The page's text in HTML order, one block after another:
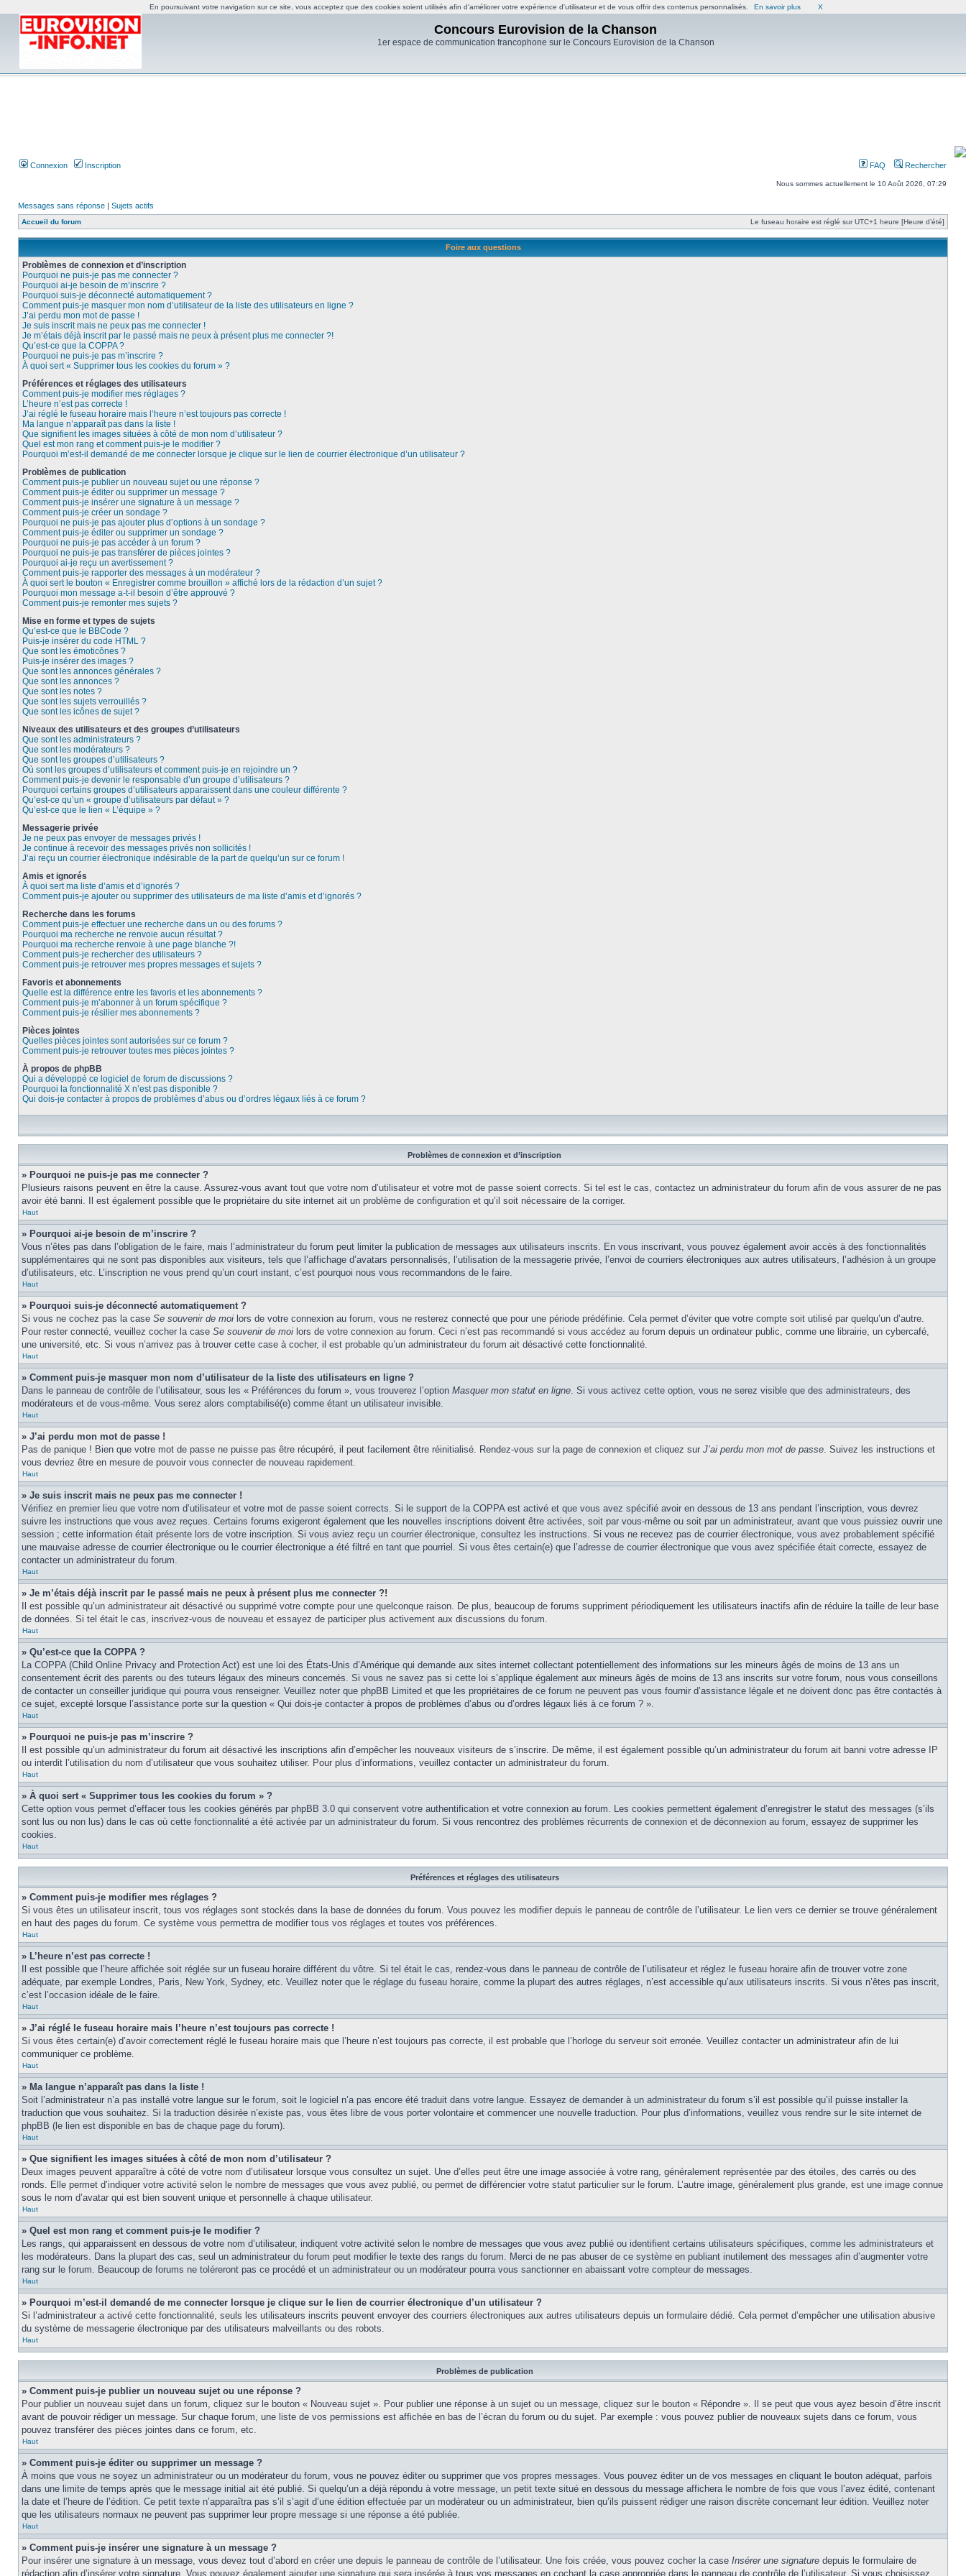
Concours Eurovision de la Chanson
1er espace de communication francophone sur le Concours Eurovision de la Chanson
Connexion Inscription FAQ Rechercher
Nous sommes actuellement le 10 Août 2026, 07:29
Messages sans réponse | Sujets actifs
Accueil du forum Le fuseau horaire est réglé sur UTC+1 heure [Heure d’été]
Foire aux questions
Problèmes de connexion et d’inscription
Pourquoi ne puis-je pas me connecter ?
Pourquoi ai-je besoin de m’inscrire ?
Pourquoi suis-je déconnecté automatiquement ?
Comment puis-je masquer mon nom d’utilisateur de la liste des utilisateurs en ligne ?
J’ai perdu mon mot de passe !
Je suis inscrit mais ne peux pas me connecter !
Je m’étais déjà inscrit par le passé mais ne peux à présent plus me connecter ?!
Qu’est-ce que la COPPA ?
Pourquoi ne puis-je pas m’inscrire ?
À quoi sert « Supprimer tous les cookies du forum » ?
Préférences et réglages des utilisateurs
Comment puis-je modifier mes réglages ?
L’heure n’est pas correcte !
J’ai réglé le fuseau horaire mais l’heure n’est toujours pas correcte !
Ma langue n’apparaît pas dans la liste !
Que signifient les images situées à côté de mon nom d’utilisateur ?
Quel est mon rang et comment puis-je le modifier ?
Pourquoi m’est-il demandé de me connecter lorsque je clique sur le lien de courrier électronique d’un utilisateur ?
Problèmes de publication
Comment puis-je publier un nouveau sujet ou une réponse ?
Comment puis-je éditer ou supprimer un message ?
Comment puis-je insérer une signature à un message ?
Comment puis-je créer un sondage ?
Pourquoi ne puis-je pas ajouter plus d’options à un sondage ?
Comment puis-je éditer ou supprimer un sondage ?
Pourquoi ne puis-je pas accéder à un forum ?
Pourquoi ne puis-je pas transférer de pièces jointes ?
Pourquoi ai-je reçu un avertissement ?
Comment puis-je rapporter des messages à un modérateur ?
À quoi sert le bouton « Enregistrer comme brouillon » affiché lors de la rédaction d’un sujet ?
Pourquoi mon message a-t-il besoin d’être approuvé ?
Comment puis-je remonter mes sujets ?
Mise en forme et types de sujets
Qu’est-ce que le BBCode ?
Puis-je insérer du code HTML ?
Que sont les émoticônes ?
Puis-je insérer des images ?
Que sont les annonces générales ?
Que sont les annonces ?
Que sont les notes ?
Que sont les sujets verrouillés ?
Que sont les icônes de sujet ?
Niveaux des utilisateurs et des groupes d’utilisateurs
Que sont les administrateurs ?
Que sont les modérateurs ?
Que sont les groupes d’utilisateurs ?
Où sont les groupes d’utilisateurs et comment puis-je en rejoindre un ?
Comment puis-je devenir le responsable d’un groupe d’utilisateurs ?
Pourquoi certains groupes d’utilisateurs apparaissent dans une couleur différente ?
Qu’est-ce qu’un « groupe d’utilisateurs par défaut » ?
Qu’est-ce que le lien « L’équipe » ?
Messagerie privée
Je ne peux pas envoyer de messages privés !
Je continue à recevoir des messages privés non sollicités !
J’ai reçu un courrier électronique indésirable de la part de quelqu’un sur ce forum !
Amis et ignorés
À quoi sert ma liste d’amis et d’ignorés ?
Comment puis-je ajouter ou supprimer des utilisateurs de ma liste d’amis et d’ignorés ?
Recherche dans les forums
Comment puis-je effectuer une recherche dans un ou des forums ?
Pourquoi ma recherche ne renvoie aucun résultat ?
Pourquoi ma recherche renvoie à une page blanche ?!
Comment puis-je rechercher des utilisateurs ?
Comment puis-je retrouver mes propres messages et sujets ?
Favoris et abonnements
Quelle est la différence entre les favoris et les abonnements ?
Comment puis-je m’abonner à un forum spécifique ?
Comment puis-je résilier mes abonnements ?
Pièces jointes
Quelles pièces jointes sont autorisées sur ce forum ?
Comment puis-je retrouver toutes mes pièces jointes ?
À propos de phpBB
Qui a développé ce logiciel de forum de discussions ?
Pourquoi la fonctionnalité X n’est pas disponible ?
Qui dois-je contacter à propos de problèmes d’abus ou d’ordres légaux liés à ce forum ?
Problèmes de connexion et d’inscription
» Pourquoi ne puis-je pas me connecter ?
Plusieurs raisons peuvent en être la cause. Assurez-vous avant tout que votre nom d’utilisateur et votre mot de passe soient corrects. Si tel est le cas, contactez un administrateur du forum afin de vous assurer de ne pas
avoir été banni. Il est également possible que le propriétaire du site internet ait un problème de configuration et qu’il soit nécessaire de la corriger.
Haut
» Pourquoi ai-je besoin de m’inscrire ?
Vous n’êtes pas dans l’obligation de le faire, mais l’administrateur du forum peut limiter la publication de messages aux utilisateurs inscrits. En vous inscrivant, vous pouvez également avoir accès à des fonctionnalités
supplémentaires qui ne sont pas disponibles aux visiteurs, tels que l’affichage d’avatars personnalisés, l’utilisation de la messagerie privée, l’envoi de courriers électroniques aux autres utilisateurs, l’adhésion à un groupe
d’utilisateurs, etc. L’inscription ne vous prend qu’un court instant, c’est pourquoi nous vous recommandons de le faire.
Haut
» Pourquoi suis-je déconnecté automatiquement ?
Si vous ne cochez pas la case Se souvenir de moi lors de votre connexion au forum, vous ne resterez connecté que pour une période prédéfinie. Cela permet d’éviter que votre compte soit utilisé par quelqu’un d’autre.
Pour rester connecté, veuillez cocher la case Se souvenir de moi lors de votre connexion au forum. Ceci n’est pas recommandé si vous accédez au forum depuis un ordinateur public, comme une librairie, un cybercafé,
une université, etc. Si vous n’arrivez pas à trouver cette case à cocher, il est probable qu’un administrateur du forum ait désactivé cette fonctionnalité.
Haut
» Comment puis-je masquer mon nom d’utilisateur de la liste des utilisateurs en ligne ?
Dans le panneau de contrôle de l’utilisateur, sous les « Préférences du forum », vous trouverez l’option Masquer mon statut en ligne. Si vous activez cette option, vous ne serez visible que des administrateurs, des
modérateurs et de vous-même. Vous serez alors comptabilisé(e) comme étant un utilisateur invisible.
Haut
» J’ai perdu mon mot de passe !
Pas de panique ! Bien que votre mot de passe ne puisse pas être récupéré, il peut facilement être réinitialisé. Rendez-vous sur la page de connexion et cliquez sur J’ai perdu mon mot de passe. Suivez les instructions et
vous devriez être en mesure de pouvoir vous connecter de nouveau rapidement.
Haut
» Je suis inscrit mais ne peux pas me connecter !
Vérifiez en premier lieu que votre nom d’utilisateur et votre mot de passe soient corrects. Si le support de la COPPA est activé et que vous avez spécifié avoir en dessous de 13 ans pendant l’inscription, vous devrez
suivre les instructions que vous avez reçues. Certains forums exigeront également que les nouvelles inscriptions doivent être activées, soit par vous-même ou soit par un administrateur, avant que vous puissiez ouvrir une
session ; cette information était présente lors de votre inscription. Si vous aviez reçu un courrier électronique, consultez les instructions. Si vous ne recevez pas de courrier électronique, vous avez probablement spécifié
une mauvaise adresse de courrier électronique ou le courrier électronique a été filtré en tant que pourriel. Si vous êtes certain(e) que l’adresse de courrier électronique que vous avez spécifiée était correcte, essayez de
contacter un administrateur du forum.
Haut
» Je m’étais déjà inscrit par le passé mais ne peux à présent plus me connecter ?!
Il est possible qu’un administrateur ait désactivé ou supprimé votre compte pour une quelconque raison. De plus, beaucoup de forums suppriment périodiquement les utilisateurs inactifs afin de réduire la taille de leur base
de données. Si tel était le cas, inscrivez-vous de nouveau et essayez de participer plus activement aux discussions du forum.
Haut
» Qu’est-ce que la COPPA ?
La COPPA (Child Online Privacy and Protection Act) est une loi des États-Unis d’Amérique qui demande aux sites internet collectant potentiellement des informations sur les mineurs âgés de moins de 13 ans un
consentement écrit des parents ou des tuteurs légaux des mineurs concernés. Si vous ne savez pas si cette loi s’applique également aux mineurs âgés de moins de 13 ans inscrits sur votre forum, nous vous conseillons
de contacter un conseiller juridique qui pourra vous renseigner. Veuillez noter que phpBB Limited et que les propriétaires de ce forum ne peuvent pas vous fournir d’assistance légale et ne doivent donc pas être contactés à
ce sujet, excepté lorsque l’assistance porte sur la question « Qui dois-je contacter à propos de problèmes d’abus ou d’ordres légaux liés à ce forum ? ».
Haut
» Pourquoi ne puis-je pas m’inscrire ?
Il est possible qu’un administrateur du forum ait désactivé les inscriptions afin d’empêcher les nouveaux visiteurs de s’inscrire. De même, il est également possible qu’un administrateur du forum ait banni votre adresse IP
ou interdit l’utilisation du nom d’utilisateur que vous souhaitez utiliser. Pour plus d’informations, veuillez contacter un administrateur du forum.
Haut
» À quoi sert « Supprimer tous les cookies du forum » ?
Cette option vous permet d’effacer tous les cookies générés par phpBB 3.0 qui conservent votre authentification et votre connexion au forum. Les cookies permettent également d’enregistrer le statut des messages (s’ils
sont lus ou non lus) dans le cas où cette fonctionnalité a été activée par un administrateur du forum. Si vous rencontrez des problèmes récurrents de connexion et de déconnexion au forum, essayez de supprimer les
cookies.
Haut
Préférences et réglages des utilisateurs
» Comment puis-je modifier mes réglages ?
Si vous êtes un utilisateur inscrit, tous vos réglages sont stockés dans la base de données du forum. Vous pouvez les modifier depuis le panneau de contrôle de l’utilisateur. Le lien vers ce dernier se trouve généralement
en haut des pages du forum. Ce système vous permettra de modifier tous vos réglages et toutes vos préférences.
Haut
» L’heure n’est pas correcte !
Il est possible que l’heure affichée soit réglée sur un fuseau horaire différent du vôtre. Si tel était le cas, rendez-vous dans le panneau de contrôle de l’utilisateur et réglez le fuseau horaire afin de trouver votre zone
adéquate, par exemple Londres, Paris, New York, Sydney, etc. Veuillez noter que le réglage du fuseau horaire, comme la plupart des autres réglages, n’est accessible qu’aux utilisateurs inscrits. Si vous n’êtes pas inscrit,
c’est l’occasion idéale de le faire.
Haut
» J’ai réglé le fuseau horaire mais l’heure n’est toujours pas correcte !
Si vous êtes certain(e) d’avoir correctement réglé le fuseau horaire mais que l’heure n’est toujours pas correcte, il est probable que l’horloge du serveur soit erronée. Veuillez contacter un administrateur afin de lui
communiquer ce problème.
Haut
» Ma langue n’apparaît pas dans la liste !
Soit l’administrateur n’a pas installé votre langue sur le forum, soit le logiciel n’a pas encore été traduit dans votre langue. Essayez de demander à un administrateur du forum s’il est possible qu’il puisse installer la
traduction que vous souhaitez. Si la traduction désirée n’existe pas, vous êtes libre de vous porter volontaire et commencer une nouvelle traduction. Pour plus d’informations, veuillez vous rendre sur le site internet de
phpBB (le lien est disponible en bas de chaque page du forum).
Haut
» Que signifient les images situées à côté de mon nom d’utilisateur ?
Deux images peuvent apparaître à côté de votre nom d’utilisateur lorsque vous consultez un sujet. Une d’elles peut être une image associée à votre rang, généralement représentée par des étoiles, des carrés ou des
ronds. Elle permet d’indiquer votre activité selon le nombre de messages que vous avez publié, ou permet de différencier votre statut particulier sur le forum. L’autre image, généralement plus grande, est une image connue
sous le nom d’avatar qui est bien souvent unique et personnelle à chaque utilisateur.
Haut
» Quel est mon rang et comment puis-je le modifier ?
Les rangs, qui apparaissent en dessous de votre nom d’utilisateur, indiquent votre activité selon le nombre de messages que vous avez publié ou identifient certains utilisateurs spécifiques, comme les administrateurs et
les modérateurs. Dans la plupart des cas, seul un administrateur du forum peut modifier le texte des rangs du forum. Merci de ne pas abuser de ce système en publiant inutilement des messages afin d’augmenter votre
rang sur le forum. Beaucoup de forums ne toléreront pas ce procédé et un administrateur ou un modérateur pourra vous sanctionner en abaissant votre compteur de messages.
Haut
» Pourquoi m’est-il demandé de me connecter lorsque je clique sur le lien de courrier électronique d’un utilisateur ?
Si l’administrateur a activé cette fonctionnalité, seuls les utilisateurs inscrits peuvent envoyer des courriers électroniques aux autres utilisateurs depuis un formulaire dédié. Cela permet d’empêcher une utilisation abusive
du système de messagerie électronique par des utilisateurs malveillants ou des robots.
Haut
Problèmes de publication
» Comment puis-je publier un nouveau sujet ou une réponse ?
Pour publier un nouveau sujet dans un forum, cliquez sur le bouton « Nouveau sujet ». Pour publier une réponse à un sujet ou un message, cliquez sur le bouton « Répondre ». Il se peut que vous ayez besoin d’être inscrit
avant de pouvoir rédiger un message. Sur chaque forum, une liste de vos permissions est affichée en bas de l’écran du forum ou du sujet. Par exemple : vous pouvez publier de nouveaux sujets dans ce forum, vous
pouvez transférer des pièces jointes dans ce forum, etc.
Haut
» Comment puis-je éditer ou supprimer un message ?
À moins que vous ne soyez un administrateur ou un modérateur du forum, vous ne pouvez éditer ou supprimer que vos propres messages. Vous pouvez éditer un de vos messages en cliquant le bouton adéquat, parfois
dans une limite de temps après que le message initial ait été publié. Si quelqu’un a déjà répondu à votre message, un petit texte situé en dessous du message affichera le nombre de fois que vous l’avez édité, contenant
la date et l’heure de l’édition. Ce petit texte n’apparaîtra pas s’il s’agit d’une édition effectuée par un modérateur ou un administrateur, bien qu’ils puissent rédiger une raison discrète concernant leur édition. Veuillez noter
que les utilisateurs normaux ne peuvent pas supprimer leur propre message si une réponse a été publiée.
Haut
» Comment puis-je insérer une signature à un message ?
Pour insérer une signature à un message, vous devez tout d’abord en créer une depuis le panneau de contrôle de l’utilisateur. Une fois créée, vous pouvez cocher la case Insérer une signature depuis le formulaire de
rédaction afin d’insérer votre signature. Vous pouvez également ajouter une signature qui sera insérée à tous vos messages en cochant la case appropriée dans le panneau de contrôle de l’utilisateur. Si vous choisissez
En poursuivant votre navigation sur ce site, vous acceptez que des cookies soient utilisés afin d'améliorer votre expérience d'utilisateur et de vous offrir des contenus personnalisés. En savoir plus X